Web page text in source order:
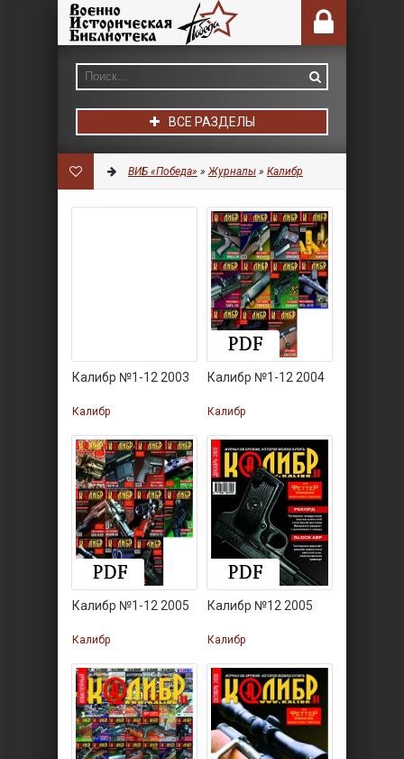
ВСЕ РАЗДЕЛЫ
ВИБ «Победа» »Журналы » Калибр
Калибр №1-12 2003
Калибр
Калибр №1-12 2004
Калибр
Калибр №1-12 2005
Калибр
Калибр №12 2005
Калибр